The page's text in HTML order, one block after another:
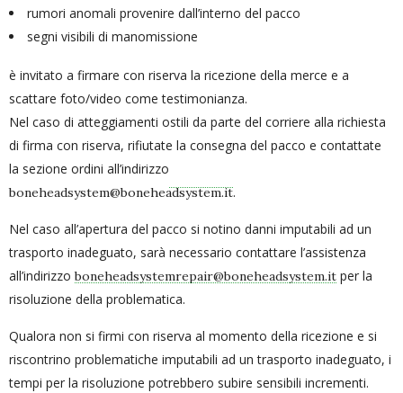
rumori anomali provenire dall’interno del pacco
segni visibili di manomissione
è invitato a firmare con riserva la ricezione della merce e a
scattare foto/video come testimonianza.
Nel caso di atteggiamenti ostili da parte del corriere alla richiesta
di firma con riserva, rifiutate la consegna del pacco e contattate
la sezione ordini all’indirizzo
boneheadsystem@boneheadsystem.it.
Nel caso all’apertura del pacco si notino danni imputabili ad un
trasporto inadeguato, sarà necessario contattare l’assistenza
all’indirizzoboneheadsystemrepair@boneheadsystem.it per la
risoluzione della problematica.
Qualora non si firmi con riserva al momento della ricezione e si
riscontrino problematiche imputabili ad un trasporto inadeguato, i
tempi per la risoluzione potrebbero subire sensibili incrementi.